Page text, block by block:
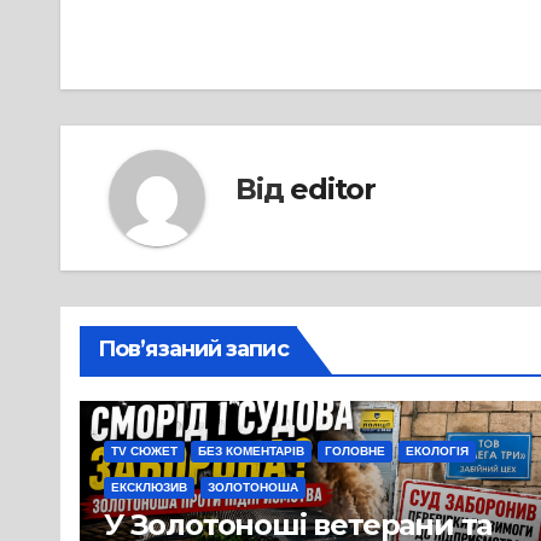
Від editor
Пов’язаний запис
TV СЮЖЕТ БЕЗ КОМЕНТАРІВ ГОЛОВНЕ ЕКОЛОГІЯ
ЕКСКЛЮЗИВ ЗОЛОТОНОША
У Золотоноші ветерани та